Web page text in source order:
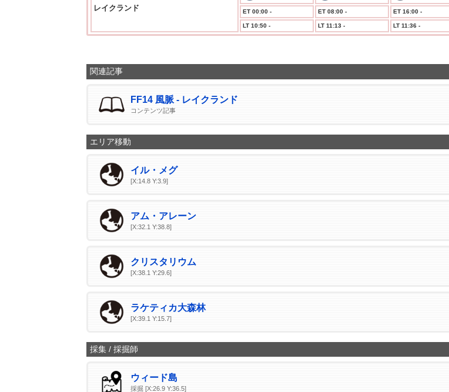
レイクランド ET 00:00 - ET 08:00 - ET 16:00 -
LT 10:50 - LT 11:13 - LT 11:36 -
関連記事
FF14 風脈 - レイクランド
コンテンツ記事
エリア移動
イル・メグ
[X:14.8 Y:3.9]
アム・アレーン
[X:32.1 Y:38.8]
クリスタリウム
[X:38.1 Y:29.6]
ラケティカ大森林
[X:39.1 Y:15.7]
採集 / 採掘師
ウィード島
採掘 [X:26.9 Y:36.5]